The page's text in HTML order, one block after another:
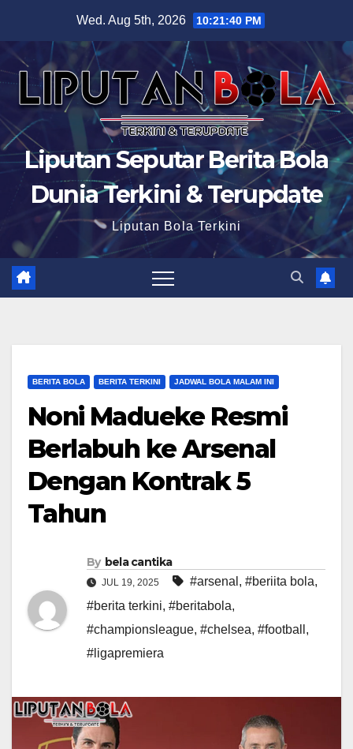
content
Wed. Aug 5th, 2026 10:21:41 PM
Liputan Seputar Berita Bola
Dunia Terkini & Terupdate
Liputan Bola Terkini
BERITA BOLA BERITA TERKINI JADWAL BOLA MALAM INI
Noni Madueke Resmi
Berlabuh ke Arsenal
Dengan Kontrak 5
Tahun
By bela cantika
JUL 19, 2025 #arsenal , #beriita bola,
#berita terkini, #beritabola,
#championsleague, #chelsea, #football ,
#ligapremiera